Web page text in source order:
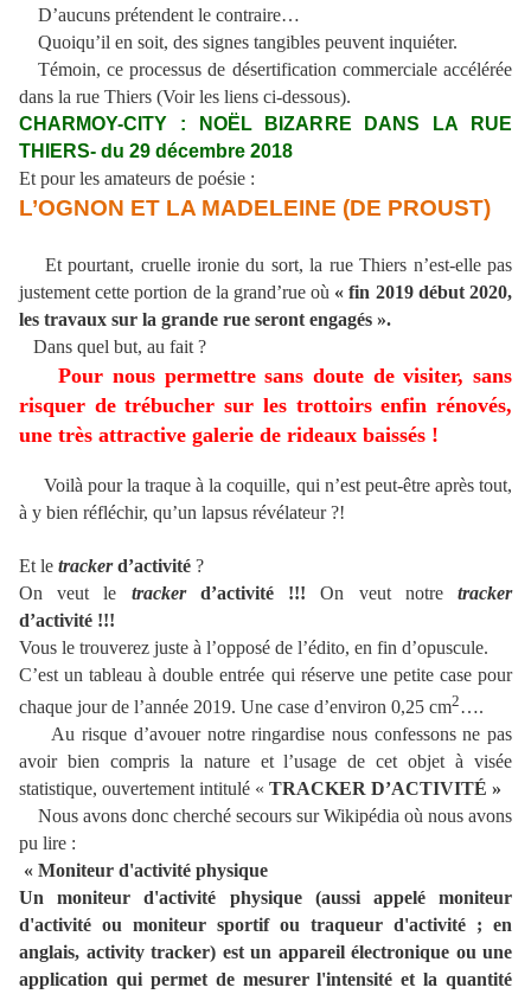
D’aucuns prétendent le contraire…
Quoiqu’il en soit, des signes tangibles peuvent inquiéter.
Témoin, ce processus de désertification commerciale accélérée
dans la rue Thiers (Voir les liens ci-dessous).
CHARMOY-CITY : NOËL BIZARRE DANS LA RUE
THIERS- du 29 décembre 2018
Et pour les amateurs de poésie :
L’OGNON ET LA MADELEINE (DE PROUST)
Et pourtant, cruelle ironie du sort, la rue Thiers n’est-elle pas
justement cette portion de la grand’rue où « fin 2019 début 2020,
les travaux sur la grande rue seront engagés ».
Dans quel but, au fait ?
Pour nous permettre sans doute de visiter, sans
risquer de trébucher sur les trottoirs enfin rénovés,
une très attractive galerie de rideaux baissés !
Voilà pour la traque à la coquille, qui n’est peut-être après tout,
à y bien réfléchir, qu’un lapsus révélateur ?!
Et le trackerd’activité ?
On veut le tracker d’activité !!! On veut notretracker
d’activité !!!
Vous le trouverez juste à l’opposé de l’édito, en fin d’opuscule.
C’est un tableau à double entrée qui réserve une petite case pour
chaque jour de l’année 2019. Une case d’environ 0,25 cm2….
Au risque d’avouer notre ringardise nous confessons ne pas
avoir bien compris la nature et l’usage de cet objet à visée
statistique, ouvertement intitulé « TRACKER D’ACTIVITÉ »
Nous avons donc cherché secours sur Wikipédia où nous avons
pu lire :
« Moniteur d'activité physique
Un moniteur d'activité physique (aussi appelé moniteur
d'activité ou moniteur sportif ou traqueur d'activité ; en
anglais, activity tracker) est un appareil électronique ou une
application qui permet de mesurer l'intensité et la quantité